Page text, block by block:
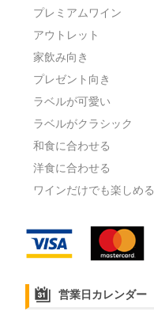
プレミアムワイン
アウトレット
家飲み向き
プレゼント向き
ラベルが可愛い
ラベルがクラシック
和食に合わせる
洋食に合わせる
ワインだけでも楽しめる
営業日カレンダー